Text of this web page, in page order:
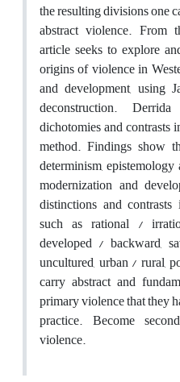
the resulting divisions one
abstract violence. From
article seeks to explore
origins of violence in
and development, using
deconstruction.
dichotomies and contrasts
method. Findings show
determinism,
modernization and
distinctions and
such as rational /
developed / backward,
uncultured, urban / rural,
carry abstract and
primary violence that they
practice. Become
violence.